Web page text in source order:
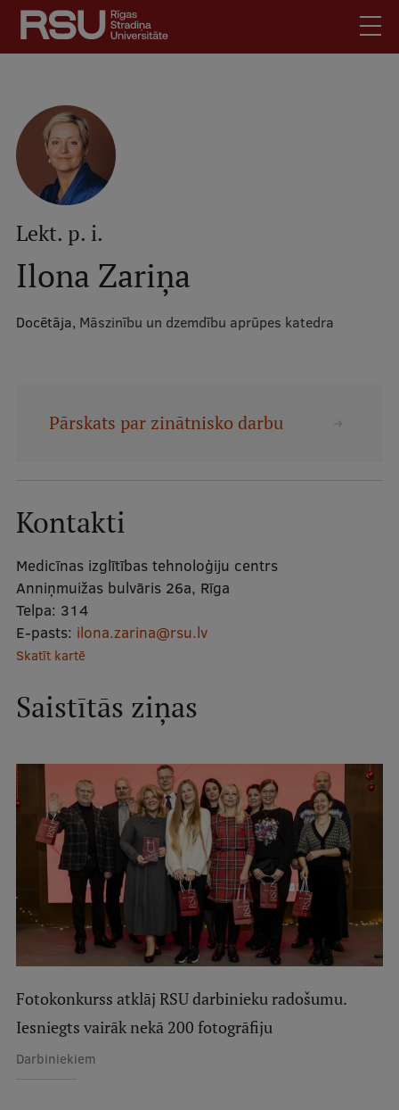
Pārlekt
galveno
saturu
Latviski
Meklēt Mobile
augšējā
izvēlne
Skolēniem
Studentiem
Darbiniekiem
Darba devējiem
Mobile
Pamatstudiju programmas
Maģistra studiju programmas
Doktorantūra
Rezidentūra
Uzņemšana
Praktiska informācija
Par RSU
Studentu dzīve
Studiju norises vietas
Fakultātes
Mūsu cilvēki
Vēsture un tradīcijas
Lekt. p. i.
Ilona Zariņa
Docētāja, Māszinību un dzemdību aprūpes katedra
Pārskats par zinātnisko darbu
Kontakti
Medicīnas izglītības tehnoloģiju centrs
Anniņmuižas bulvāris 26a, Rīga
Telpa: 314
E-pasts: ilona.zarina@rsu.lv
Skatīt kartē
Saistītās ziņas
Fotokonkurss atklāj RSU darbinieku radošumu.
Iesniegts vairāk nekā 200 fotogrāfiju
Darbiniekiem